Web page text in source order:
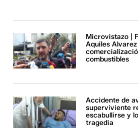
Microvistazo |
Aquiles
combustibles
Accidente de
superviviente
escabullirse y
tragedia